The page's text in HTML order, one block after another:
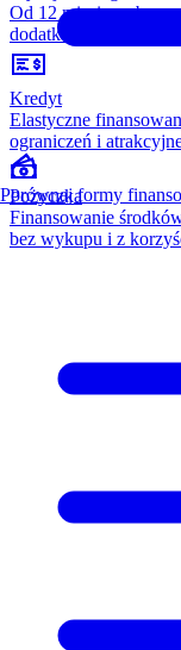
Od 12 miesięcy, bez
dodatkowych
Kredyt
Elastyczne
ograniczeń i
Pożyczka
Finansowanie
bez wykupu i z
Porównaj formy